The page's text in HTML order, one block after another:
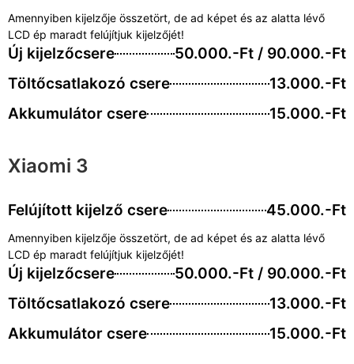
Amennyiben kijelzője összetört, de ad képet és az alatta lévő
LCD ép maradt felújítjuk kijelzőjét!
Új kijelzőcsere
50.000.-Ft / 90.000.-Ft
Töltőcsatlakozó csere
13.000.-Ft
Akkumulátor csere
15.000.-Ft
Xiaomi 3
Felújított kijelző csere 45.000.-Ft
Amennyiben kijelzője összetört, de ad képet és az alatta lévő
LCD ép maradt felújítjuk kijelzőjét!
Új kijelzőcsere
50.000.-Ft / 90.000.-Ft
Töltőcsatlakozó csere
13.000.-Ft
Akkumulátor csere
15.000.-Ft